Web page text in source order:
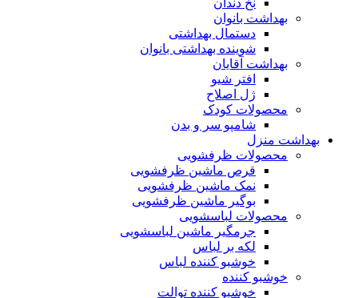
نخ دندان
بهداشت بانوان
دستمال بهداشتی
شوینده بهداشتی بانوان
بهداشت آقایان
افتر شیو
ژل اصلاح
محصولات کودک
شامپو سر و بدن
بهداشت منزل
محصولات ظرفشویی
قرص ماشین ظرفشویی
نمک ماشین ظرفشویی
بوگیر ماشین ظرفشویی
محصولات لباسشویی
جرمگیر ماشین لباسشویی
لکه بر لباس
خوشبو کننده لباس
خوشبو کننده
خوشبو کننده توالت